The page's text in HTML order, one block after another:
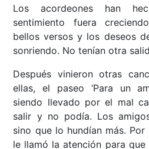
Los acordeones han
sentimiento fuera
bellos versos y los deseos
sonriendo. No tenían otra
Después vinieron otras
ellas, el paseo ‘Para un
siendo llevado por el mal
salir y no podía. Los
sino que lo hundían más.
le llamó la atención para